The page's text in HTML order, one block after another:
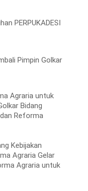
PERPUKADESI
Pimpin Golkar
Agraria untuk
Bidang
Reforma
Kebijakan
Agraria Gelar
Agraria untuk